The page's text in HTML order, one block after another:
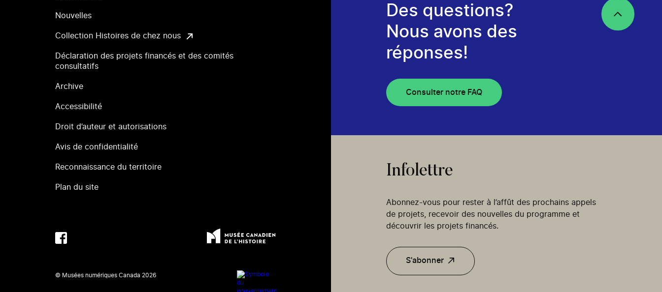
Nouvelles
Collection Histoires de chez nous
Déclaration des projets financés et des comités
consultatifs
Archive
Accessibilité
Droit d’auteur et autorisations
Avis de confidentialité
Reconnaissance du territoire
Plan du site
© Musées numériques Canada 2026
Des questions?
Nous avons des
réponses!
Consulter notre FAQ
Infolettre
Abonnez-vous pour rester à l’affût des prochains appels
de projets, recevoir des nouvelles du programme et
découvrir les projets financés.
S'abonner